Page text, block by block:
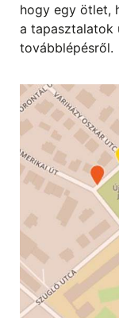
hogy egy ötlet,
a tapasztalatok
továbblépésről.